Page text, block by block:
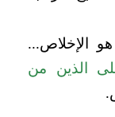
الإخلاص...
الذين من